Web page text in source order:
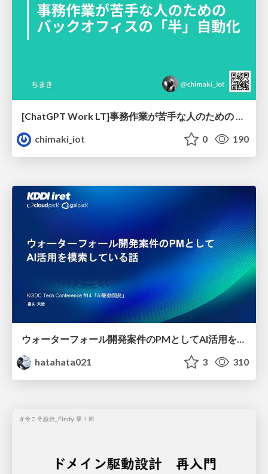
[ChatGPT Work LT]事務作業が苦手な人のための バックオフィスの「半」自動化
chimaki_iot
0 190
ウォーターフォール開発案件のPMとしてAI活用を模索している話
hatahata021
3 310